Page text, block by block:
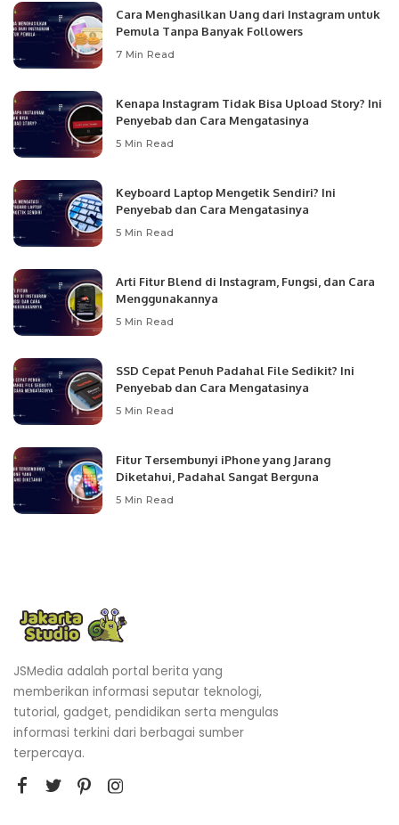
Cara Menghasilkan Uang dari Instagram untuk
Pemula Tanpa Banyak Followers
7 Min Read
Kenapa Instagram Tidak Bisa Upload Story? Ini
Penyebab dan Cara Mengatasinya
5 Min Read
Keyboard Laptop Mengetik Sendiri? Ini
Penyebab dan Cara Mengatasinya
5 Min Read
Arti Fitur Blend di Instagram, Fungsi, dan Cara
Menggunakannya
5 Min Read
SSD Cepat Penuh Padahal File Sedikit? Ini
Penyebab dan Cara Mengatasinya
5 Min Read
Fitur Tersembunyi iPhone yang Jarang
Diketahui, Padahal Sangat Berguna
5 Min Read
JSMedia adalah portal berita yang
memberikan informasi seputar teknologi,
tutorial, gadget, pendidikan serta mengulas
informasi terkini dari berbagai sumber
terpercaya.